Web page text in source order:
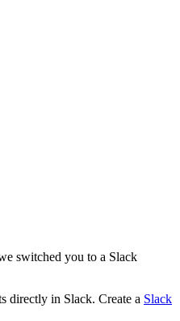
switched you to a Slack
directly in Slack. Create a Slack